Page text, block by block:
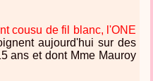
cousu de fil blanc, l'ONE
aujourd'hui sur des
ans et dont Mme Mauroy